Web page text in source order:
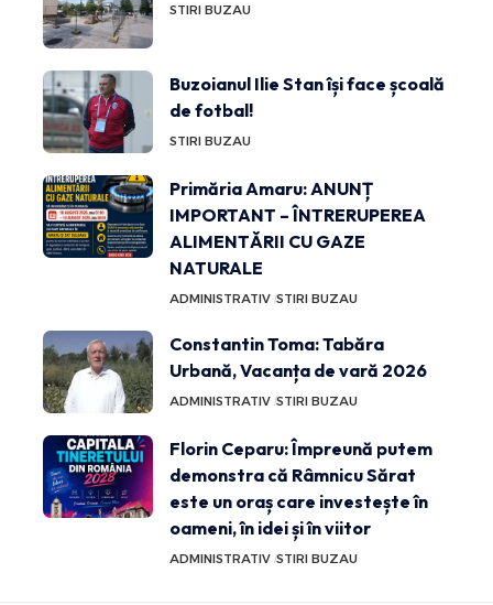
STIRI BUZAU
Buzoianul Ilie Stan își face școală
de fotbal!
STIRI BUZAU
Primăria Amaru: ANUNȚ
IMPORTANT – ÎNTRERUPEREA
ALIMENTĂRII CU GAZE
NATURALE
ADMINISTRATIV STIRI BUZAU
Constantin Toma: Tabăra
Urbană, Vacanța de vară 2026
ADMINISTRATIV STIRI BUZAU
Florin Ceparu: Împreună putem
demonstra că Râmnicu Sărat
este un oraș care investește în
oameni, în idei și în viitor
ADMINISTRATIV STIRI BUZAU